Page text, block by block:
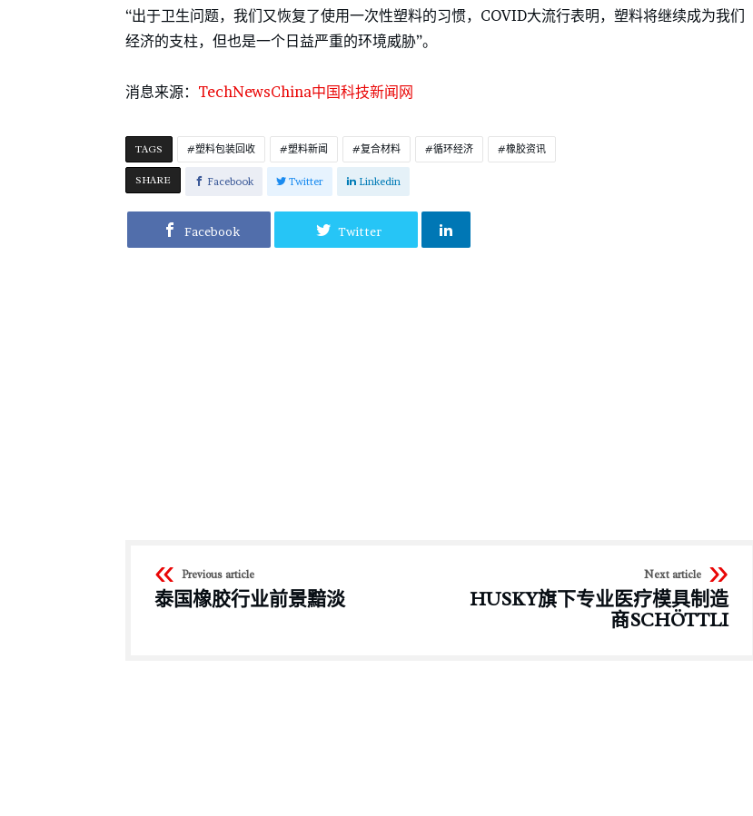
“出于卫生问题，我们又恢复了使用一次性塑料的习惯，COVID大流行表明，塑料将继续成为我们
经济的支柱，但也是一个日益严重的环境威胁”。
消息来源： TechNewsChina中国科技新闻网
TAGS 塑料包装回收 塑料新闻 复合材料 循环经济 橡胶资讯
SHARE Facebook Twitter Linkedin
Facebook Twitter
Previous article
泰国橡胶行业前景黯淡
Next article
HUSKY旗下专业医疗模具制造
商SCHÖTTLI